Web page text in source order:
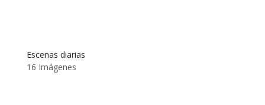
Escenas diarias
16 Imágenes